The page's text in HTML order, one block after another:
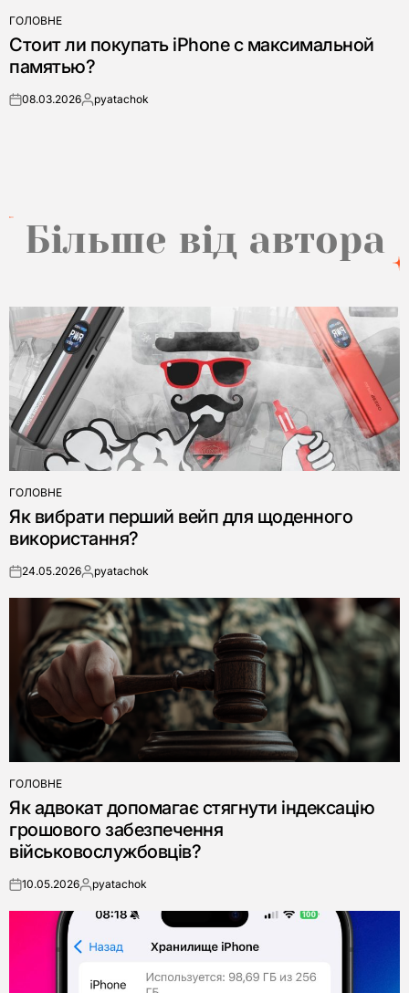
ОПУБЛІКУВАТИ
У
ГОЛОВНЕ
Стоит ли покупать iPhone с максимальной
памятью?
on08.03.2026Опубліковано
pyatachok
Більше від автора
ОПУБЛІКУВАТИ
У
ГОЛОВНЕ
Як вибрати перший вейп для щоденного
використання?
on24.05.2026Опубліковано
pyatachok
ОПУБЛІКУВАТИ
У
ГОЛОВНЕ
Як адвокат допомагає стягнути індексацію
грошового забезпечення
військовослужбовців?
on10.05.2026Опубліковано
pyatachok